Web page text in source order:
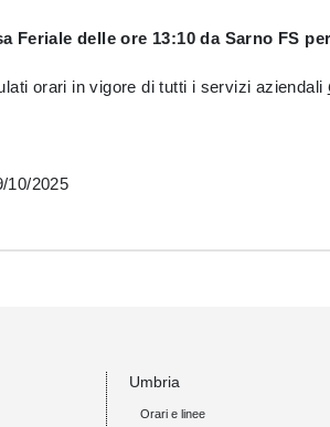
Feriale delle ore 13:10 da Sarno FS
orari in vigore di tutti i servizi aziendali
10/2025
Umbria
Orari e linee